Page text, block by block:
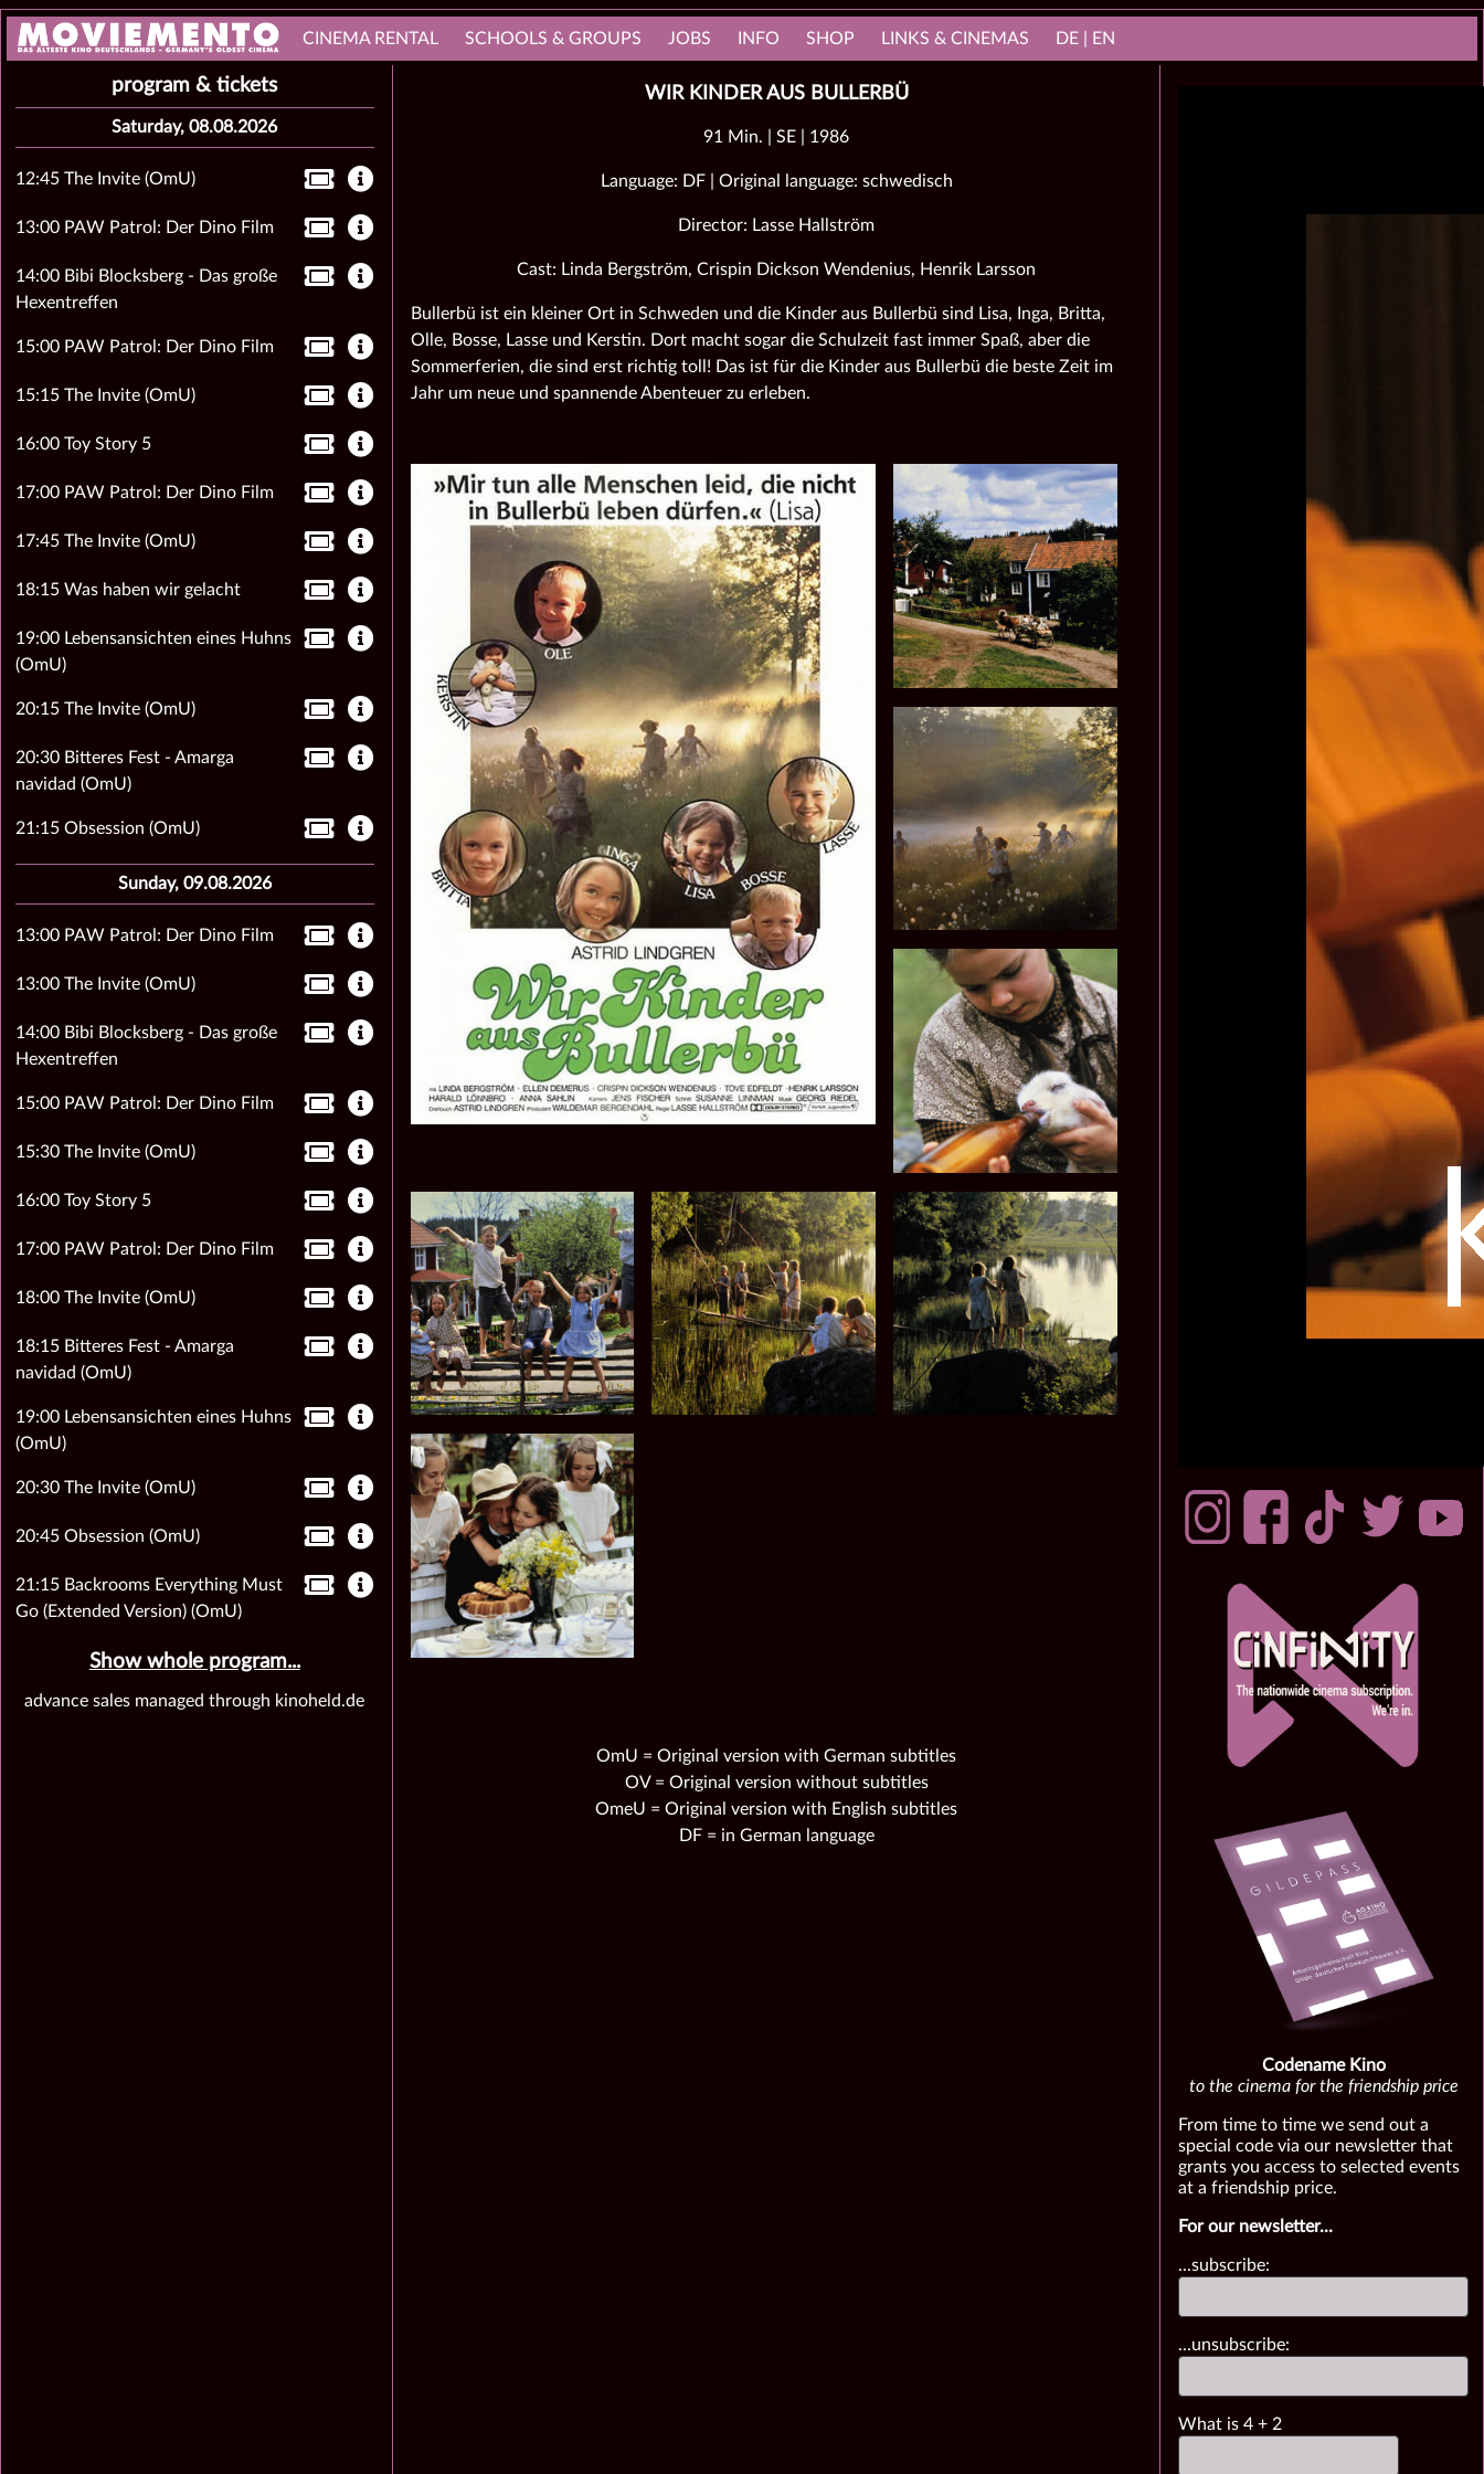
CINEMA RENTAL SCHOOLS & GROUPS JOBS INFO SHOP LINKS & CINEMAS DE | EN
WIR KINDER AUS BULLERBÜ
91 Min. | SE | 1986
Language: DF | Original language: schwedisch
Director: Lasse Hallström
Cast: Linda Bergström, Crispin Dickson Wendenius, Henrik Larsson
Bullerbü ist ein kleiner Ort in Schweden und die Kinder aus Bullerbü sind Lisa, Inga, Britta,
Olle, Bosse, Lasse und Kerstin. Dort macht sogar die Schulzeit fast immer Spaß, aber die
Sommerferien, die sind erst richtig toll! Das ist für die Kinder aus Bullerbü die beste Zeit im
Jahr um neue und spannende Abenteuer zu erleben.
OmU = Original version with German subtitles
OV = Original version without subtitles
OmeU = Original version with English subtitles
DF = in German language
program & tickets
Saturday, 08.08.2026
12:45 The Invite (OmU)
13:00 PAW Patrol: Der Dino Film
14:00 Bibi Blocksberg - Das große
Hexentreffen
15:00 PAW Patrol: Der Dino Film
15:15 The Invite (OmU)
16:00 Toy Story 5
17:00 PAW Patrol: Der Dino Film
17:45 The Invite (OmU)
18:15 Was haben wir gelacht
19:00 Lebensansichten eines Huhns
(OmU)
20:15 The Invite (OmU)
20:30 Bitteres Fest - Amarga
navidad (OmU)
21:15 Obsession (OmU)
Sunday, 09.08.2026
13:00 PAW Patrol: Der Dino Film
13:00 The Invite (OmU)
14:00 Bibi Blocksberg - Das große
Hexentreffen
15:00 PAW Patrol: Der Dino Film
15:30 The Invite (OmU)
16:00 Toy Story 5
17:00 PAW Patrol: Der Dino Film
18:00 The Invite (OmU)
18:15 Bitteres Fest - Amarga
navidad (OmU)
19:00 Lebensansichten eines Huhns
(OmU)
20:30 The Invite (OmU)
20:45 Obsession (OmU)
21:15 Backrooms Everything Must
Go (Extended Version) (OmU)
Show whole program...
advance sales managed through kinoheld.de
Codename Kino
to the cinema for the friendship price
From time to time we send out a
special code via our newsletter that
grants you access to selected events
at a friendship price.
For our newsletter...
...subscribe:
...unsubscribe:
What is4 + 2